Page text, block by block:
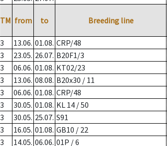
TM from to Breeding line
3 13.06. 01.08. CRP/48
3 23.05. 26.07. B20F1/3
3 06.06. 01.08. KT02/23
3 13.06. 08.08. B20x30 / 11
3 06.06. 01.08. CRP/48
3 30.05. 01.08. KL 14 / 50
3 30.05. 25.07. S91
3 16.05. 01.08. GB10 / 22
3 14.05. 06.06. 01P / 6